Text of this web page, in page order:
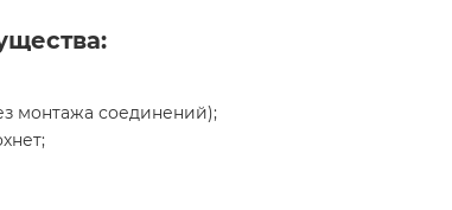
монтажа соединений);